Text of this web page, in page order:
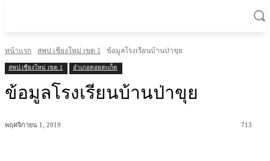
หน้าแรก สพป.เชียงใหม่ เขต 1 ข้อมูลโรงเรียนบ้านป่าขุย
สพป.เชียงใหม่ เขต 1 อำเภอดอยสะเก็ด
ข้อมูลโรงเรียนบ้านป่าขุย
พฤศจิกายน 1, 2019 713